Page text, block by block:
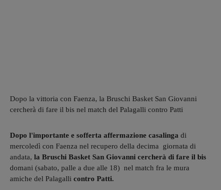
Dopo la vittoria con Faenza, la Bruschi Basket San Giovanni
cercherà di fare il bis nel match del Palagalli contro Patti
Dopo l'importante e sofferta affermazione casalinga di
mercoledì con Faenza nel recupero della decima giornata di
andata, la Bruschi Basket San Giovanni cercherà di fare il bis
domani (sabato, palle a due alle 18) nel match fra le mura
amiche del Palagalli contro Patti.